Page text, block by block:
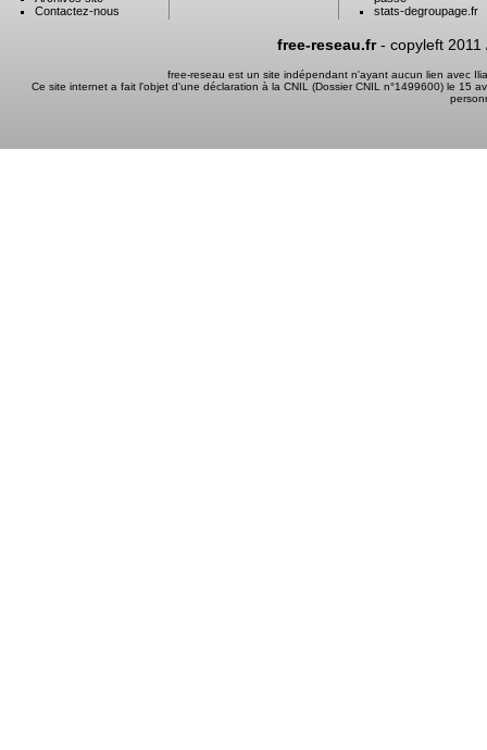
Contactez-nous
stats-degroupage.fr
free-reseau.fr- copyleft 2011
free-reseau est un site indépendant n'ayant aucun lien avec
Ce site internet a fait l'objet d'une déclaration à la CNIL (Dossier CNIL n°1499600) le 15